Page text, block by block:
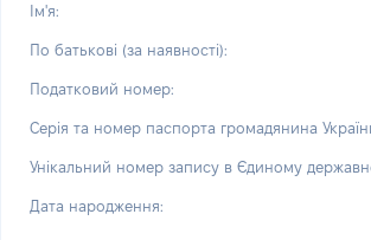
Ім'я:
По батькові (за наявності):
Податковий номер:
Серія та номер паспорта громадянина
Унікальний номер запису в Єдиному
Дата народження: